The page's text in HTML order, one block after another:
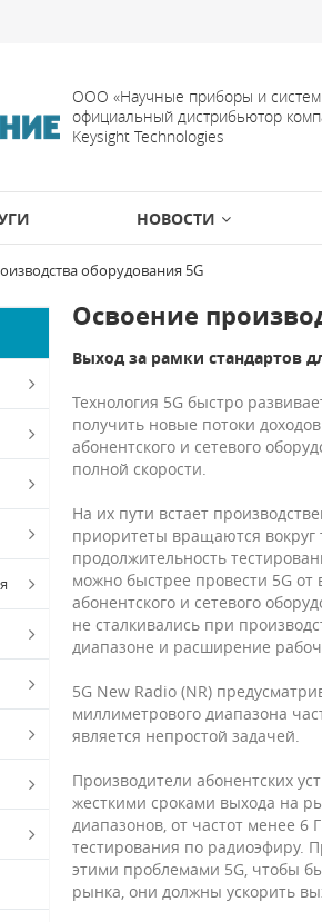
ООО «Научные приборы и
официальный дистрибьютор
Keysight Technologies
НОВОСТИ
оборудования 5G
Освоение
Выход за рамки стандартов
Технология 5G быстро
получить новые потоки
абонентского и сетевого
полной скорости.
На их пути встает
приоритеты вращаются вокруг
продолжительность
можно быстрее провести 5G от
абонентского и сетевого
не сталкивались при
диапазоне и расширение
5G New Radio (NR)
миллиметрового диапазона
является непростой задачей.
Производители абонентских
жесткими сроками выхода на
диапазонов, от частот менее
тестирования по радиоэфиру.
этими проблемами 5G, чтобы
рынка, они должны ускорить